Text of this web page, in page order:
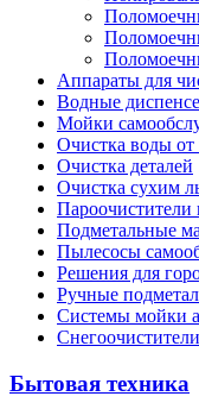
Аппараты для
Водные
Мойки
Очистка воды от
Очистка деталей
Очистка сухим
Подметальные
Пылесосы
Решения для
Ручные
Системы мойки
Снегоочистители
Бытовая техника